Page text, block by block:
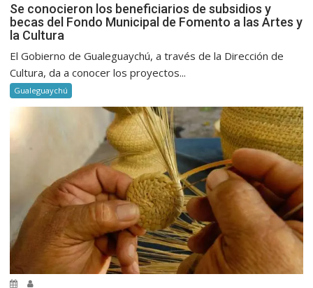
Se conocieron los beneficiarios de subsidios y
becas del Fondo Municipal de Fomento a las Artes y
la Cultura
El Gobierno de Gualeguaychú, a través de la Dirección de
Cultura, da a conocer los proyectos...
Gualeguaychú